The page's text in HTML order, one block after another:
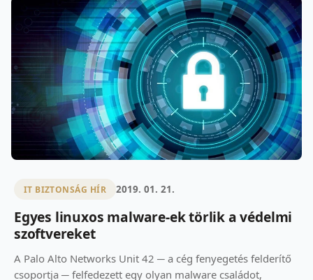
IT BIZTONSÁG HÍR 2019. 01. 21.
Egyes linuxos malware-ek törlik a védelmi
szoftvereket
A Palo Alto Networks Unit 42 ─ a cég fenyegetés felderítő
csoportja ─ felfedezett egy olyan malware családot,